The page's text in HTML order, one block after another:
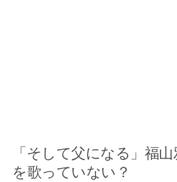
「そして父になる」福
を歌っていない？